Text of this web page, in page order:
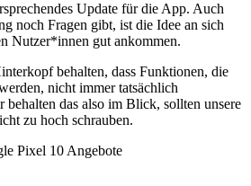
Update für die App. Auch
noch Fragen gibt, ist die Idee an sich
Nutzer*innen gut ankommen.
behalten, dass Funktionen, die
nicht immer tatsächlich
das also im Blick, sollten unsere
zu hoch schrauben.
Pixel 10 Angebote